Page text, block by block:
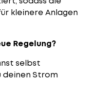
kleinere Anlagen
Regelung?
selbst
deinen Strom